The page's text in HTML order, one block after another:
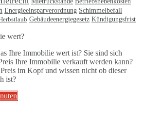
Energieeinsparverordnung Schimmelbefall
Gebäudeenergiegesetz Kündigungsfrist
wert?
Ihre Immobilie wert ist? Sie sind sich
Ihre Immobilie verkauft werden kann?
im Kopf und wissen nicht ob dieser
ist?